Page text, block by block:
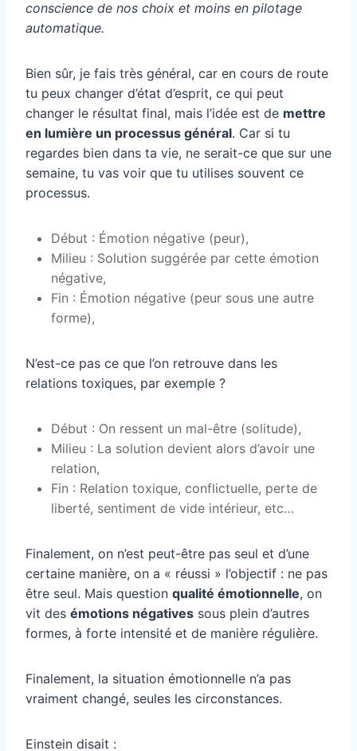
conscience de nos choix et moins en pilotage
automatique.
Bien sûr, je fais très général, car en cours de route
tu peux changer d’état d’esprit, ce qui peut
changer le résultat final, mais l’idée est de mettre
en lumière un processus général. Car si tu
regardes bien dans ta vie, ne serait-ce que sur une
semaine, tu vas voir que tu utilises souvent ce
processus.
Début : Émotion négative (peur),
Milieu : Solution suggérée par cette émotion
négative,
Fin : Émotion négative (peur sous une autre
forme),
N’est-ce pas ce que l’on retrouve dans les
relations toxiques, par exemple ?
Début : On ressent un mal-être (solitude),
Milieu : La solution devient alors d’avoir une
relation,
Fin : Relation toxique, conflictuelle, perte de
liberté, sentiment de vide intérieur, etc…
Finalement, on n’est peut-être pas seul et d’une
certaine manière, on a « réussi » l’objectif : ne pas
être seul. Mais question qualité émotionnelle, on
vit des émotions négatives sous plein d’autres
formes, à forte intensité et de manière régulière.
Finalement, la situation émotionnelle n’a pas
vraiment changé, seules les circonstances.
Einstein disait :